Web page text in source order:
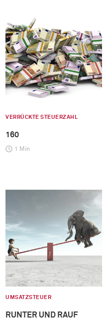
VERRÜCKTE STEUERZAHL
160
1 Min
UMSATZSTEUER
RUNTER UND RAUF